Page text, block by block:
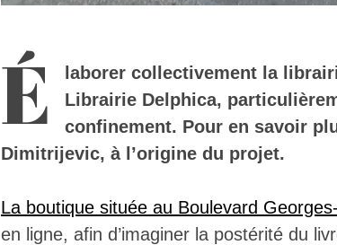
É
laborer collectivement la
Librairie Delphica,
confinement. Pour en savoir
Dimitrijevic, à l’origine du projet.
La boutique située au Boulevard
en ligne, afin d’imaginer la postérité du